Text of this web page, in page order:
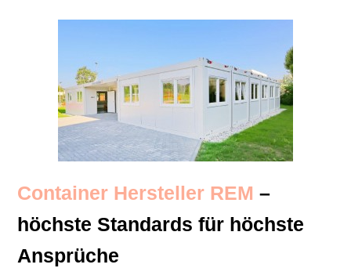
Container Hersteller REM –
höchste Standards für höchste
Ansprüche